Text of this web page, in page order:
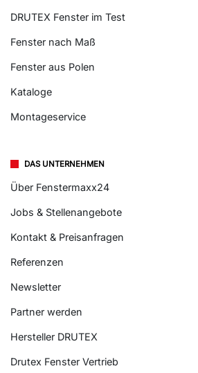
DRUTEX Fenster im Test
Fenster nach Maß
Fenster aus Polen
Kataloge
Montageservice
DAS UNTERNEHMEN
Über Fenstermaxx24
Jobs & Stellenangebote
Kontakt & Preisanfragen
Referenzen
Newsletter
Partner werden
Hersteller DRUTEX
Drutex Fenster Vertrieb